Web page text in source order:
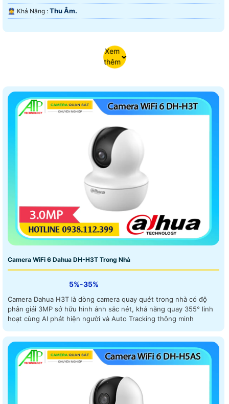
️👮 Khả Năng : Thu Âm.
Xem
thêm
Camera WiFi 6 Dahua DH-H3T Trong Nhà
5%-35%
Camera Dahua H3T là dòng camera quay quét trong nhà có độ
phân giải 3MP sở hữu hình ảnh sắc nét, khả năng quay 355° linh
hoạt cùng AI phát hiện người và Auto Tracking thông minh